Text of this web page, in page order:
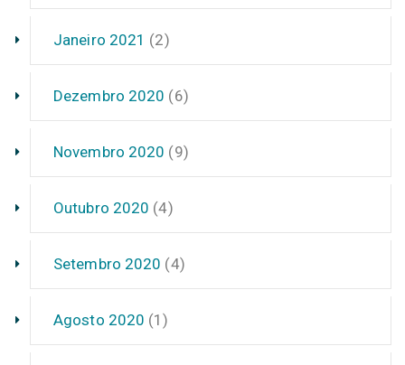
Janeiro 2021 (2)
Dezembro 2020 (6)
Novembro 2020 (9)
Outubro 2020 (4)
Setembro 2020 (4)
Agosto 2020 (1)